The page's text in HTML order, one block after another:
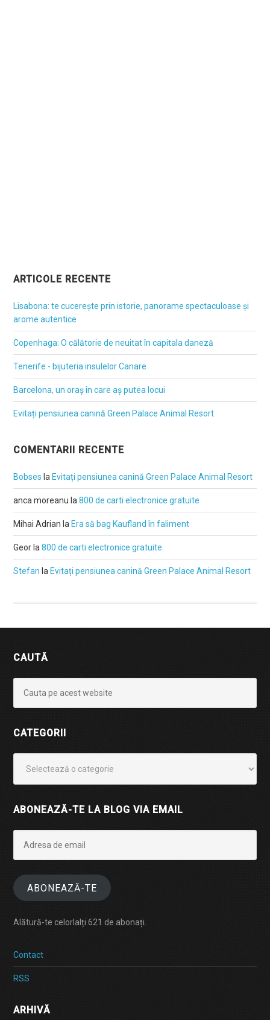
ARTICOLE RECENTE
Lisabona: te cucerește prin istorie, panorame spectaculoase și
arome autentice
Copenhaga: O călătorie de neuitat în capitala daneză
Tenerife - bijuteria insulelor Canare
Barcelona, un oraș în care aș putea locui
Evitați pensiunea canină Green Palace Animal Resort
COMENTARII RECENTE
Bobses la Evitați pensiunea canină Green Palace Animal Resort
anca moreanu la800 de carti electronice gratuite
Mihai Adrian la Era să bag Kaufland în faliment
Geor la800 de carti electronice gratuite
Stefan la Evitați pensiunea canină Green Palace Animal Resort
CAUTĂ
CATEGORII
ABONEAZĂ-TE LA BLOG VIA EMAIL
email
ABONEAZĂ-TE
Alătură-te celorlalți 621 de abonați.
Contact
RSS
ARHIVĂ